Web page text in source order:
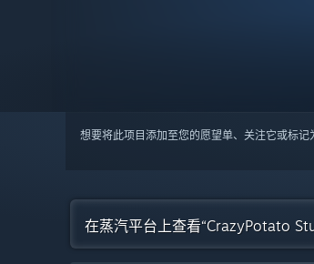
想要将此项目添加至您的愿望单、关注它或标记
在蒸汽平台上查看“CrazyPotato